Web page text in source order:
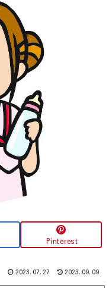
Pinterest
2023.07.27 2023.09.09